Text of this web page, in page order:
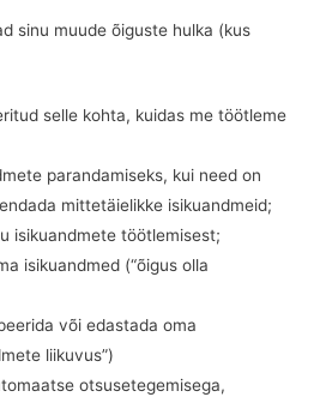
sinu muude õiguste hulka (kus
selle kohta, kuidas me töötleme
parandamiseks, kui need on
mittetäielikke isikuandmeid;
isikuandmete töötlemisest;
isikuandmed (“õigus olla
või edastada oma
liikuvus”)
otsusetegemisega,